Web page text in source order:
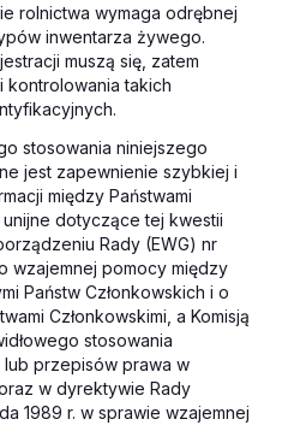
rolnictwa wymaga odrębnej
inwentarza żywego.
muszą się, zatem
kontrolowania takich
stosowania niniejszego
jest zapewnienie szybkiej i
między Państwami
unijne dotyczące tej kwestii
Rady (EWG) nr
wzajemnej pomocy między
Państw Członkowskich i o
Członkowskimi, a Komisją
stosowania
przepisów prawa w
w dyrektywie Rady
1989 r. w sprawie wzajemnej